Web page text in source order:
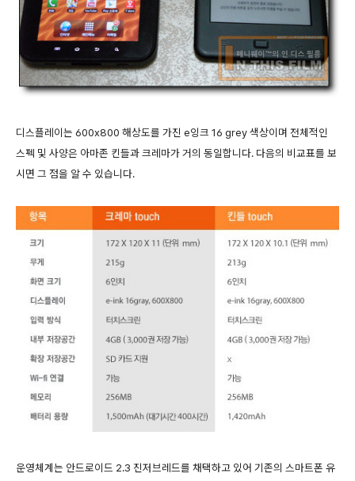
디스플레이는 600x800 해상도를 가진 e잉크 16 grey 색상이며 전체적인
스펙 및 사양은 아마존 킨들과 크레마가 거의 동일합니다. 다음의 비교표를 보
시면 그 점을 알 수 있습니다.
운영체계는 안드로이드 2.3 진저브레드를 채택하고 있어 기존의 스마트폰 유